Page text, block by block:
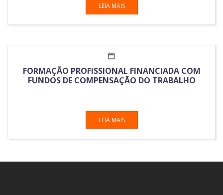
LEIA MAIS
FORMAÇÃO PROFISSIONAL FINANCIADA COM
FUNDOS DE COMPENSAÇÃO DO TRABALHO
LEIA MAIS